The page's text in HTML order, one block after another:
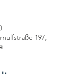
197,